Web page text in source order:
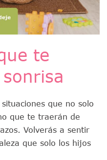
te
que no solo
que te traerán de
Volverás a sentir
que solo los hijos